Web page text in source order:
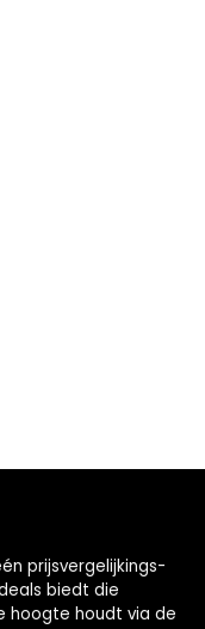
prijsvergelijkings-
biedt die
hoogte houdt via de